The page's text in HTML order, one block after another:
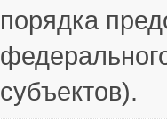
порядка
субъектов).